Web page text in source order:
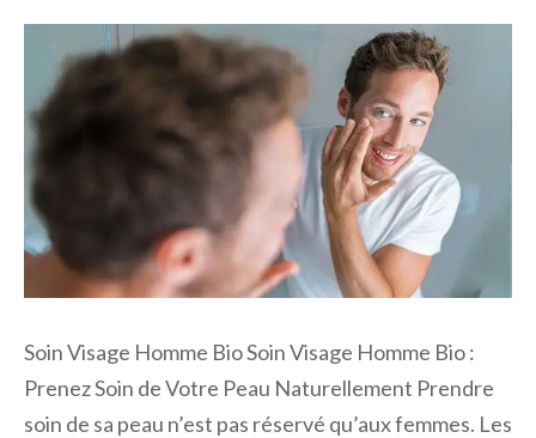
Soin Visage Homme Bio Soin Visage Homme Bio :
Prenez Soin de Votre Peau Naturellement Prendre
soin de sa peau n’est pas réservé qu’aux femmes. Les